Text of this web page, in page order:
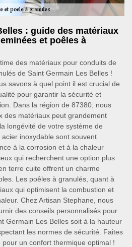
: guide des matériaux
et poêles à
des matériaux pour conduits de
de Saint Germain Les Belles !
savons à quel point il est crucial de
pour garantir la sécurité et
Dans la région de 87380, nous
des matériaux peut grandement
longévité de votre système de
inoxydable sont souvent
à la corrosion et à la chaleur
qui recherchent une option plus
terre cuite offrent un charme
Les poêles à granulés, quant à
qui optimisent la combustion et
Chez Artisan Stephane, nous
des conseils personnalisés pour
Germain Les Belles soit à la hauteur
les normes de sécurité. Faites
un confort thermique optimal !